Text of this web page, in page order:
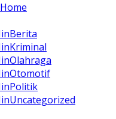
Home
Berita
Kriminal
Olahraga
Otomotif
Politik
Uncategorized